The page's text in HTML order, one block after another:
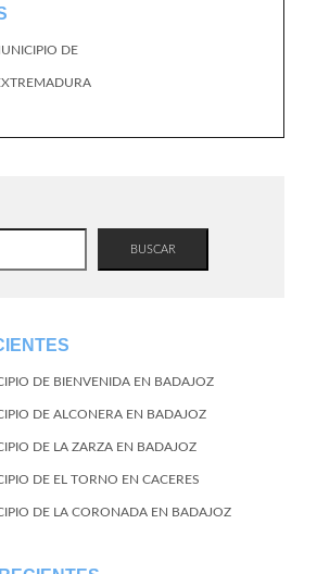
DE
BUSCAR
DE BIENVENIDA EN BADAJOZ
DE ALCONERA EN BADAJOZ
DE LA ZARZA EN BADAJOZ
DE EL TORNO EN CACERES
DE LA CORONADA EN BADAJOZ